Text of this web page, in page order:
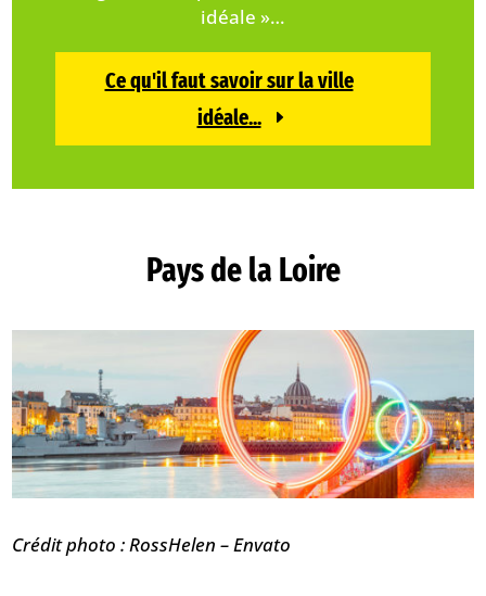
idéale »…
Ce qu'il faut savoir sur la ville
idéale...
Pays de la Loire
Crédit photo : RossHelen – Envato